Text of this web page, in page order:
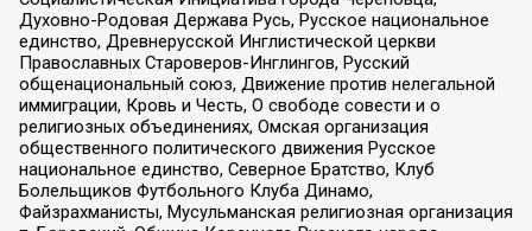
Духовно-Родовая Держава Русь, Русское национальное
единство, Древнерусской Инглистической церкви
Православных Староверов-Инглингов, Русский
общенациональный союз, Движение против нелегальной
иммиграции, Кровь и Честь, О свободе совести и о
религиозных объединениях, Омская организация
общественного политического движения Русское
национальное единство, Северное Братство, Клуб
Болельщиков Футбольного Клуба Динамо,
Файзрахманисты, Мусульманская религиозная организация